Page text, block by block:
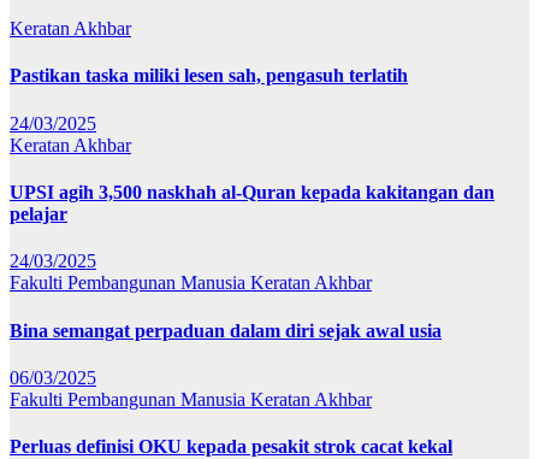
Keratan Akhbar
Pastikan taska miliki lesen sah, pengasuh terlatih
24/03/2025
Keratan Akhbar
UPSI agih 3,500 naskhah al-Quran kepada kakitangan dan
pelajar
24/03/2025
Fakulti Pembangunan Manusia Keratan Akhbar
Bina semangat perpaduan dalam diri sejak awal usia
06/03/2025
Fakulti Pembangunan Manusia Keratan Akhbar
Perluas definisi OKU kepada pesakit strok cacat kekal